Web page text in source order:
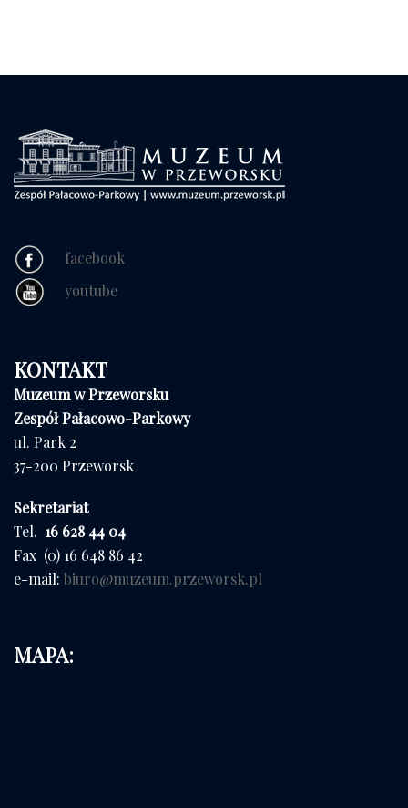
facebook
youtube
KONTAKT
Muzeum w Przeworsku
Zespół Pałacowo-Parkowy
ul. Park 2
37-200 Przeworsk
Sekretariat
Tel. 16 628 44 04
Fax (0) 16 648 86 42
e-mail: biuro@muzeum.przeworsk.pl
MAPA: